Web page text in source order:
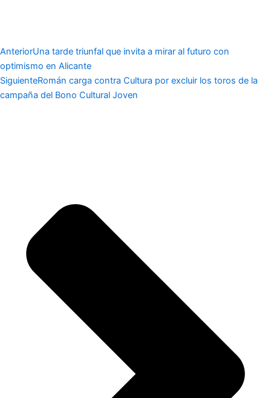
AnteriorUna tarde triunfal que invita a mirar al futuro con
optimismo en Alicante
SiguienteRomán carga contra Cultura por excluir los toros de la
campaña del Bono Cultural Joven